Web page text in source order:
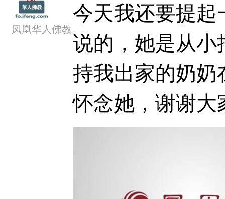
凤凰华人佛教
今天我还要提
说的，她是从小
持我出家的奶奶
怀念她，谢谢大